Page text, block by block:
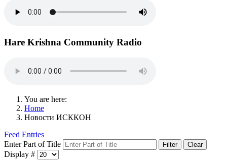
Hare Krishna Community Radio
You are here:
Home
Новости ИСККОН
Feed Entries
Enter Part of Title
Filter Clear
Display #